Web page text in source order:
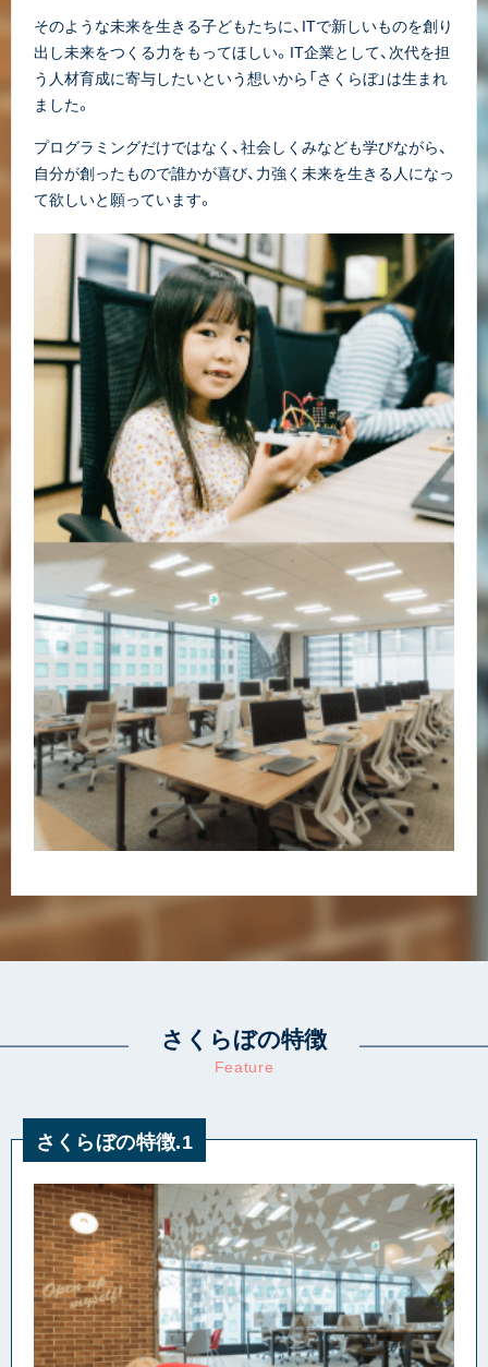
そのような未来を生きる子どもたちに、ITで新しいものを創り
出し未来をつくる力をもってほしい。IT企業として、次代を担
う人材育成に寄与したいという想いから「さくらぼ」は生まれ
ました。
プログラミングだけではなく、社会しくみなども学びながら、
自分が創ったもので誰かが喜び、力強く未来を生きる人になっ
て欲しいと願っています。
さくらぼの特徴
Feature
さくらぼの特徴.1